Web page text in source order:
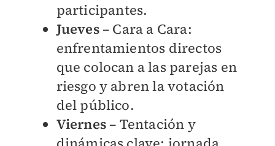
participantes.
Jueves– Cara a Cara:
enfrentamientos directos
que colocan a las parejas en
riesgo y abren la votación
del público.
Viernes– Tentación y